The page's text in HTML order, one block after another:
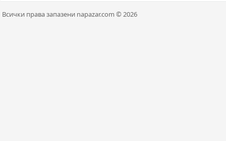
Всички права запазени napazar.com © 2026